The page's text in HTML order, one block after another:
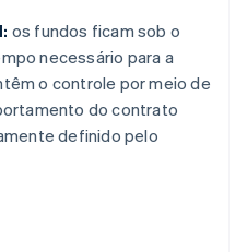
os fundos ficam sob o
necessário para a
o controle por meio de
do contrato
definido pelo